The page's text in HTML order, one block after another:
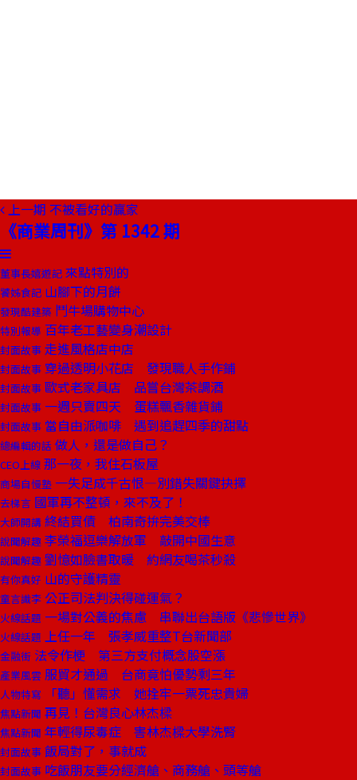
上一期 不被看好的贏家
《商業周刊》第 1342 期
董事長嬉遊記 來點特別的
饕姊食記 山腳下的月餅
發現酷建築 鬥牛場購物中心
特別報導 百年老工藝變身潮設計
封面故事 走進風格店中店
封面故事 穿過透明小花店 發現職人手作鋪
封面故事 歐式老家具店 品嘗台灣茶調酒
封面故事 一週只賣四天 蛋糕飄香雜貨鋪
封面故事 當自由派咖啡 遇到追趕四季的甜點
總編輯的話 做人，還是做自己？
CEO上線 那一夜，我住石板屋
商場自慢塾 一失足成千古恨—別錯失關鍵抉擇
去梯言 國軍再不整頓，來不及了！
大師開講 終結買債 柏南奇拚完美交棒
說聞解趣 李榮福逗樂解放軍 敲開中國生意
說聞解趣 劉憶如臉書取暖 約網友喝茶秒殺
有你真好 山的守護精靈
童言識李 公正司法判決得碰運氣？
火線話題 一場對公義的焦慮 串聯出台語版《悲慘世界》
火線話題 上任一年 張孝威重整T台新聞部
金融街 法令作梗 第三方支付概念股空漲
產業風雲 服貿才通過 台商竟怕優勢剩三年
人物特寫 「聽」懂需求 她拴牢一票死忠貴婦
焦點新聞 再見！台灣良心林杰樑
焦點新聞 年輕得尿毒症 害林杰樑大學洗腎
封面故事 飯局對了，事就成
封面故事 吃飯朋友要分經濟艙、商務艙、頭等艙